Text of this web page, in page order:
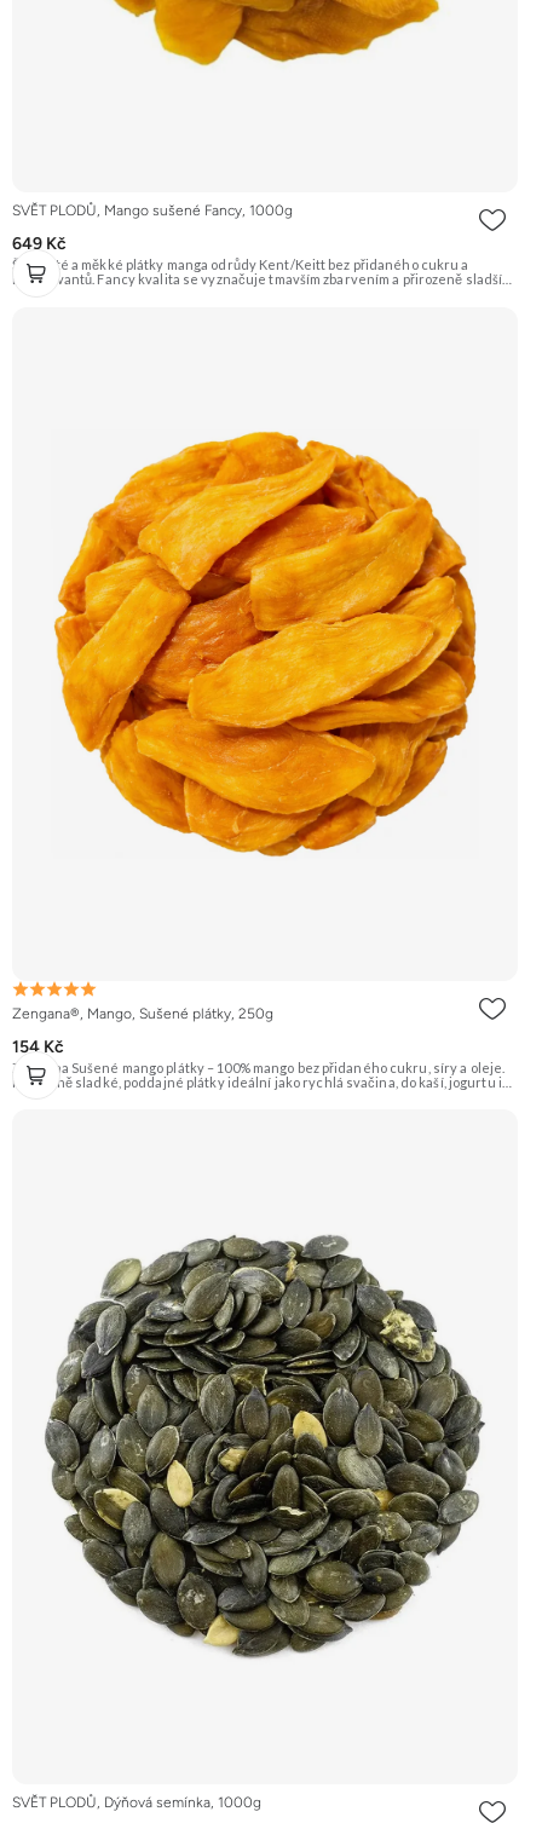
SVĚT PLODŮ, Mango sušené Fancy, 1000g
649 Kč
Šťavnaté a měkké plátky manga odrůdy Kent/Keitt bez přidaného cukru a
konzervantů. Fancy kvalita se vyznačuje tmavším zbarvením a přirozeně sladší
Zengana®, Mango, Sušené plátky, 250g
154 Kč
Zengana Sušené mango plátky – 100% mango bez přidaného cukru, síry a oleje.
Přirozeně sladké, poddajné plátky ideální jako rychlá svačina, do kaší, jogurtu i
SVĚT PLODŮ, Dýňová semínka, 1000g